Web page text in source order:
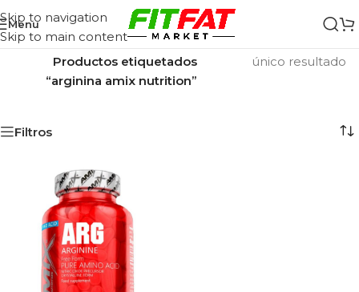
Skip to navigation
Skip to main content
Menu
Inicio/
Productos etiquetados
“arginina amix nutrition”
único resultado
Filtros